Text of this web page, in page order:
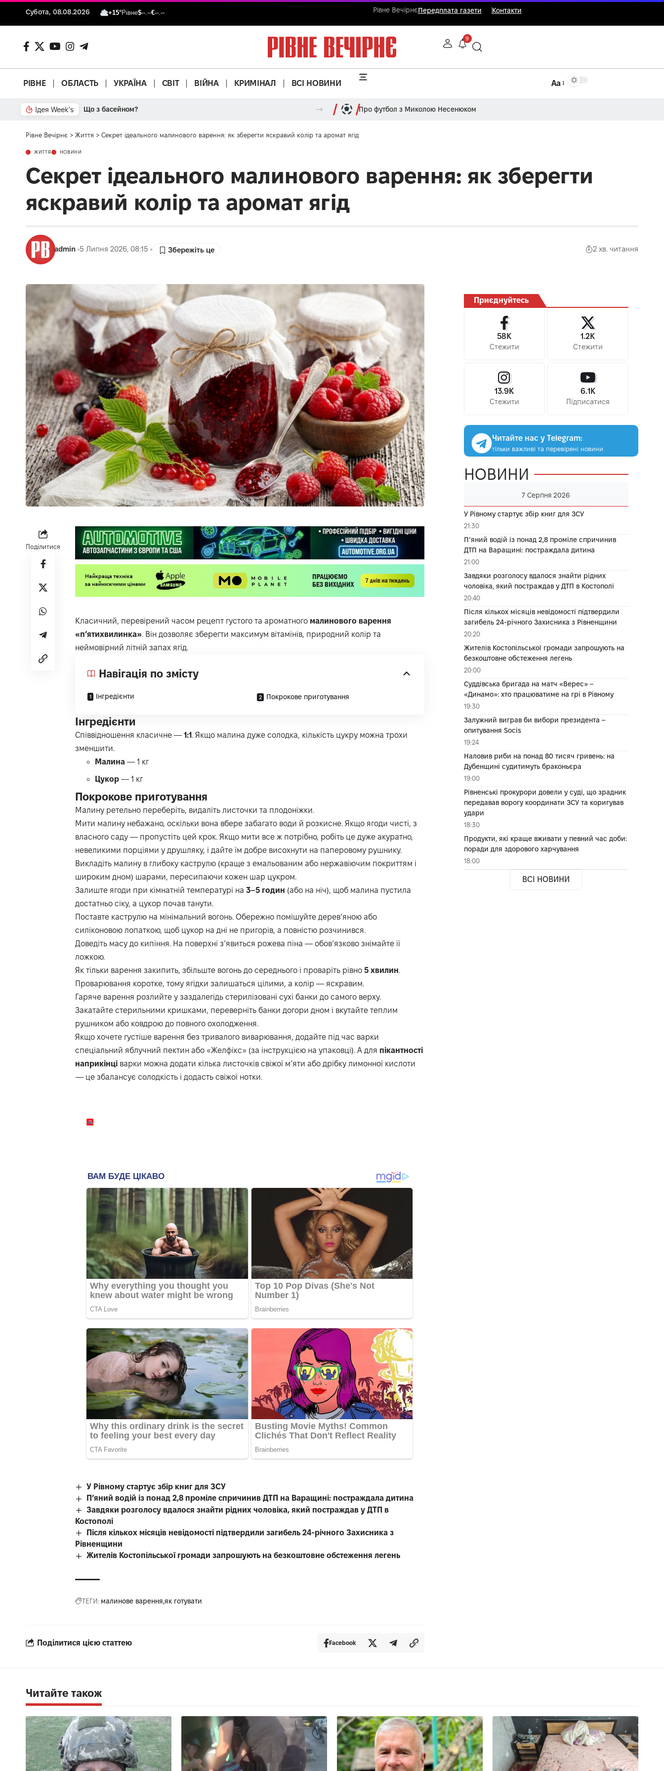
Субота, 08.08.2026 +15°Рівне$--.--€--.-- Рівне ВечірнєПередплата газети Контакти
9
РІВНЕ ОБЛАСТЬ УКРАЇНА СВІТ ВІЙНА КРИМІНАЛ ВСІ НОВИНИ Аа
Ідея Week's Що з басейном? Про футбол з Миколою Несенюком
Рівне Вечірнє > Життя > Секрет ідеального малинового варення: як зберегти яскравий колір та аромат ягід
ЖИТТЯ НОВИНИ
Секрет ідеального малинового варення: як зберегти
яскравий колір та аромат ягід
admin 5 Липня 2026, 08:15 2 хв. читання
Поділитися
Класичний, перевірений часом рецепт густого та ароматного малинового варення
«п’ятихвилинка». Він дозволяє зберегти максимум вітамінів, природний колір та
неймовірний літній запах ягід.
Навігація по змісту
Інгредієнти Покрокове приготування
Інгредієнти
Співвідношення класичне — 1:1 . Якщо малина дуже солодка, кількість цукру можна трохи
зменшити.
Малина — 1 кг
Цукор — 1 кг
Покрокове приготування
Малину ретельно переберіть, видаліть листочки та плодоніжки.
Мити малину небажано, оскільки вона вбере забагато води й розкисне. Якщо ягоди чисті, з
власного саду — пропустіть цей крок. Якщо мити все ж потрібно, робіть це дуже акуратно,
невеликими порціями у друшляку, і дайте їм добре висохнути на паперовому рушнику.
Викладіть малину в глибоку каструлю (краще з емальованим або нержавіючим покриттям і
широким дном) шарами, пересипаючи кожен шар цукром.
Залиште ягоди при кімнатній температурі на 3–5 годин (або на ніч), щоб малина пустила
достатньо сіку, а цукор почав танути.
Поставте каструлю на мінімальний вогонь. Обережно помішуйте дерев’яною або
силіконовою лопаткою, щоб цукор на дні не пригорів, а повністю розчинився.
Доведіть масу до кипіння. На поверхні з’явиться рожева піна — обов’язково знімайте її
ложкою.
Як тільки варення закипить, збільште вогонь до середнього і проваріть рівно 5 хвилин.
Проварювання коротке, тому ягідки залишаться цілими, а колір — яскравим.
Гаряче варення розлийте у заздалегідь стерилізовані сухі банки до самого верху.
Закатайте стерильними кришками, переверніть банки догори дном і вкутайте теплим
рушником або ковдрою до повного охолодження.
Якщо хочете густіше варення без тривалого виварювання, додайте під час варки
спеціальний яблучний пектин або «Желфікс» (за інструкцією на упаковці). А для пікантності
наприкінці варки можна додати кілька листочків свіжої м’яти або дрібку лимонної кислоти
— це збалансує солодкість і додасть свіжої нотки.
У Рівному стартує збір книг для ЗСУ
П’яний водій із понад 2,8 проміле спричинив ДТП на Варащині: постраждала дитина
Завдяки розголосу вдалося знайти рідних чоловіка, який постраждав у ДТП в
Костополі
Після кількох місяців невідомості підтвердили загибель 24-річного Захисника з
Рівненщини
Жителів Костопільської громади запрошують на безкоштовне обстеження легень
ТЕГИ: малинове варення як готувати
Поділитися цією статтею Facebook
Приєднуйтесь
58K
Стежити
1.2K
Стежити
13.9K
Стежити
6.1K
Підписатися
Читайте нас у Telegram:
тільки важливі та перевірені новини
НОВИНИ
7 Серпня 2026
У Рівному стартує збір книг для ЗСУ
21:30
П’яний водій із понад 2,8 проміле спричинив
ДТП на Варащині: постраждала дитина
21:00
Завдяки розголосу вдалося знайти рідних
чоловіка, який постраждав у ДТП в Костополі
20:40
Після кількох місяців невідомості підтвердили
загибель 24-річного Захисника з Рівненщини
20:20
Жителів Костопільської громади запрошують на
безкоштовне обстеження легень
20:00
Суддівська бригада на матч «Верес» –
«Динамо»: хто працюватиме на грі в Рівному
19:30
Залужний виграв би вибори президента –
опитування Socis
19:24
Наловив риби на понад 80 тисяч гривень: на
Дубенщині судитимуть браконьєра
19:00
Рівненські прокурори довели у суді, що зрадник
передавав ворогу координати ЗСУ та коригував
удари
18:30
Продукти, які краще вживати у певний час доби:
поради для здорового харчування
18:00
ВСІ НОВИНИ
Читайте також